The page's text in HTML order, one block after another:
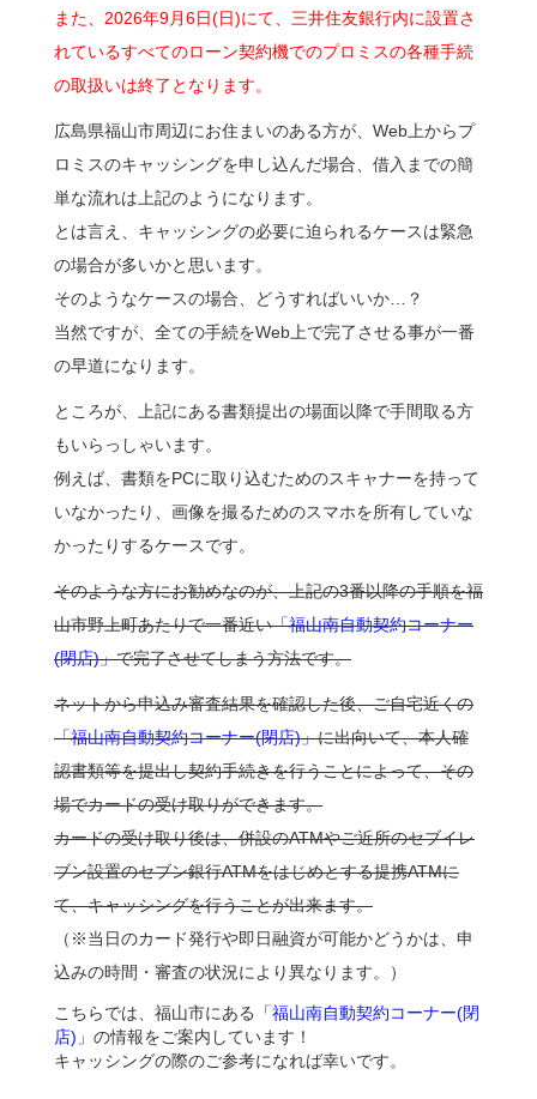
また、2026年9月6日(日)にて、三井住友銀行内に設置さ
れているすべてのローン契約機でのプロミスの各種手続
の取扱いは終了となります。
広島県福山市周辺にお住まいのある方が、Web上からプ
ロミスのキャッシングを申し込んだ場合、借入までの簡
単な流れは上記のようになります。
とは言え、キャッシングの必要に迫られるケースは緊急
の場合が多いかと思います。
そのようなケースの場合、どうすればいいか…？
当然ですが、全ての手続をWeb上で完了させる事が一番
の早道になります。
ところが、上記にある書類提出の場面以降で手間取る方
もいらっしゃいます。
例えば、書類をPCに取り込むためのスキャナーを持って
いなかったり、画像を撮るためのスマホを所有していな
かったりするケースです。
そのような方にお勧めなのが、上記の3番以降の手順を福
山市野上町あたりで一番近い「福山南自動契約コーナー
(閉店)」で完了させてしまう方法です。
ネットから申込み審査結果を確認した後、ご自宅近くの
「福山南自動契約コーナー(閉店)」に出向いて、本人確
認書類等を提出し契約手続きを行うことによって、その
場でカードの受け取りができます。
カードの受け取り後は、併設のATMやご近所のセブイレ
ブン設置のセブン銀行ATMをはじめとする提携ATMに
て、キャッシングを行うことが出来ます。
（※当日のカード発行や即日融資が可能かどうかは、申
込みの時間・審査の状況により異なります。）
こちらでは、福山市にある
「福山南自動契約コーナー(閉
店)」 の情報をご案内しています！
キャッシングの際のご参考になれば幸いです。